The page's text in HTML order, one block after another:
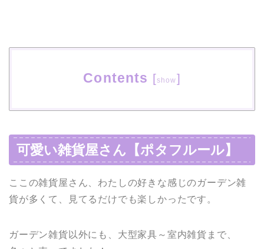
Contents [show]
可愛い雑貨屋さん【ポタフルール】
ここの雑貨屋さん、わたしの好きな感じのガーデン雑
貨が多くて、見てるだけでも楽しかったです。
ガーデン雑貨以外にも、大型家具～室内雑貨まで、